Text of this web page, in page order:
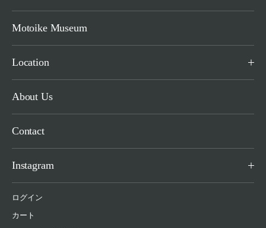
Motoike Museum
Location
About Us
Contact
Instagram
ログイン
カート